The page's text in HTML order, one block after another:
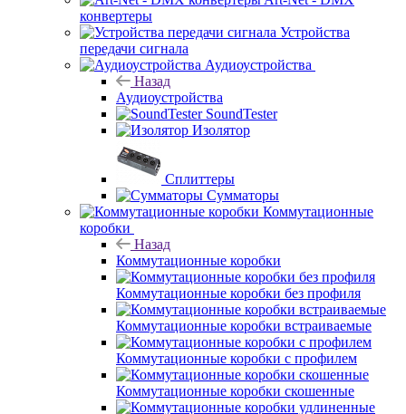
конвертеры
Устройства
передачи сигнала
Аудиоустройства
Назад
Аудиоустройства
SoundTester
Изолятор
Сплиттеры
Сумматоры
Коммутационные
коробки
Назад
Коммутационные коробки
Коммутационные коробки без профиля
Коммутационные коробки встраиваемые
Коммутационные коробки с профилем
Коммутационные коробки скошенные